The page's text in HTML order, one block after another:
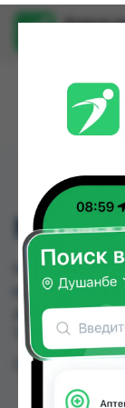
Доруи
МУНИЦИЛИН
в аптеках,
до 35.00 TJS
Цена: от
32.00